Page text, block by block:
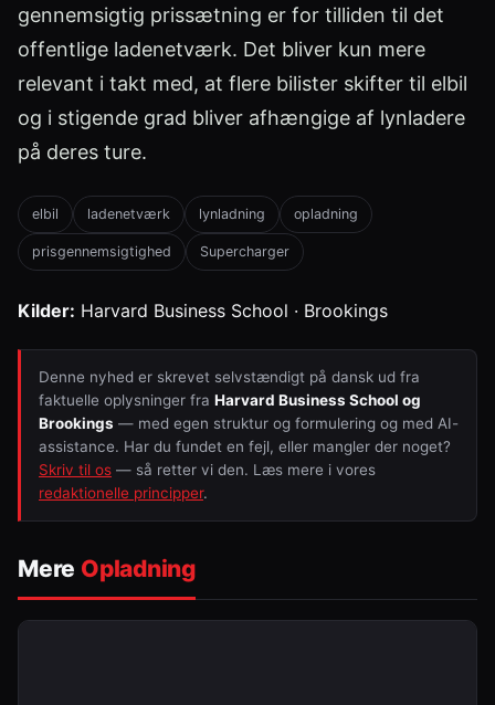
gennemsigtig prissætning er for tilliden til det
offentlige ladenetværk. Det bliver kun mere
relevant i takt med, at flere bilister skifter til elbil
og i stigende grad bliver afhængige af lynladere
på deres ture.
elbil ladenetværk lynladning opladning
prisgennemsigtighed Supercharger
Kilder: Harvard Business School · Brookings
Denne nyhed er skrevet selvstændigt på dansk ud fra
faktuelle oplysninger fra Harvard Business School og
Brookings — med egen struktur og formulering og med AI-
assistance. Har du fundet en fejl, eller mangler der noget?
Skriv til os — så retter vi den. Læs mere i vores
redaktionelle principper.
Mere Opladning